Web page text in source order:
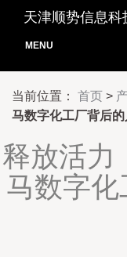
天津顺势信息科
MENU
当前位置： 首页 >
马数字化工厂背后
释放活力
马数字